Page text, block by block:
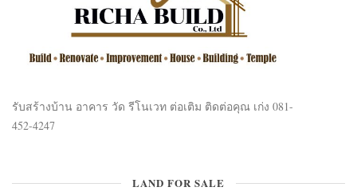
รับสร้างบ้าน อาคาร วัด รีโนเวท ต่อเติม ติดต่อคุณ เก่ง 081-
452-4247
LAND FOR SALE